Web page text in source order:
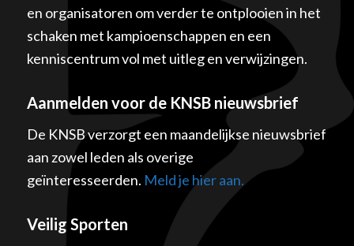
en organisatoren om verder te ontplooien in het
schaken met kampioenschappen en een
kenniscentrum vol met uitleg en verwijzingen.
Aanmelden voor de KNSB nieuwsbrief
De KNSB verzorgt een maandelijkse nieuwsbrief
aan zowel leden als overige
geïnteresseerden. Meld je hier aan.
Veilig Sporten